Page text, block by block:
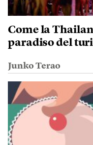
Come la
paradiso del
Junko Terao